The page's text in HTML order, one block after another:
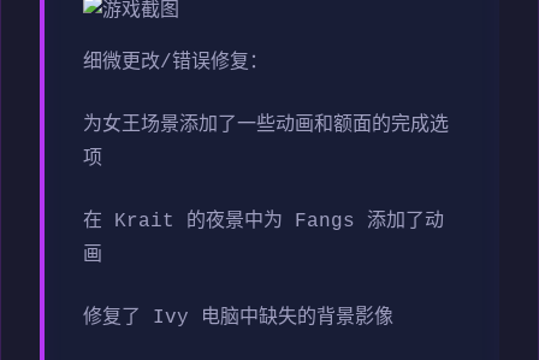
细微更改/错误修复：
为女王场景添加了一些动画和额面的完成选
项
在 Krait 的夜景中为 Fangs 添加了动
画
修复了 Ivy 电脑中缺失的背景影像